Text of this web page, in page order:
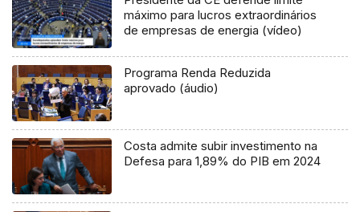
máximo para lucros extraordinários
de empresas de energia (vídeo)
Programa Renda Reduzida
aprovado (áudio)
Costa admite subir investimento na
Defesa para 1,89% do PIB em 2024